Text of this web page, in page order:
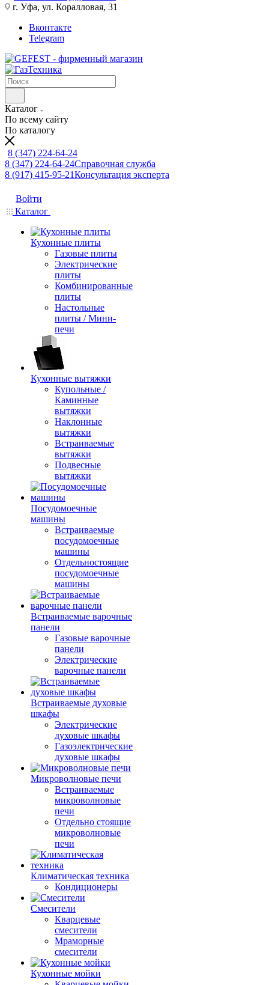
г. Уфа, ул. Коралловая, 31
Вконтакте
Telegram
Каталог
По всему сайту
По каталогу
8 (347) 224-64-24
8 (347) 224-64-24Справочная служба
8 (917) 415-95-21Консультация эксперта
Войти
Каталог
Кухонные плиты
Газовые плиты
Электрические
плиты
Комбинированные
плиты
Настольные
плиты / Мини-
печи
Кухонные вытяжки
Купольные /
Каминные
вытяжки
Наклонные
вытяжки
Встраиваемые
вытяжки
Подвесные
вытяжки
Посудомоечные
машины
Встраиваемые
посудомоечные
машины
Отдельностоящие
посудомоечные
машины
Встраиваемые варочные
панели
Газовые варочные
панели
Электрические
варочные панели
Встраиваемые духовые
шкафы
Электрические
духовые шкафы
Газоэлектрические
духовые шкафы
Микроволновые печи
Встраиваемые
микроволновые
печи
Отдельно стоящие
микроволновые
печи
Климатическая техника
Кондиционеры
Смесители
Кварцевые
смесители
Мраморные
смесители
Кухонные мойки